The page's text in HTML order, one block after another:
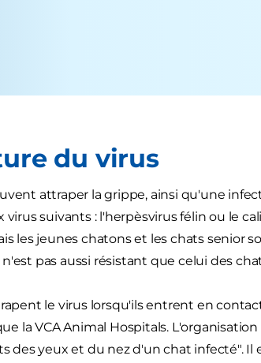
du virus
attraper la grippe, ainsi qu'une
virus suivants : l'herpèsvirus félin ou le
les jeunes chatons et les chats senior
pas aussi résistant que celui des
le virus lorsqu'ils entrent en
la VCA Animal Hospitals.
des yeux et du nez d'un chat infecté".